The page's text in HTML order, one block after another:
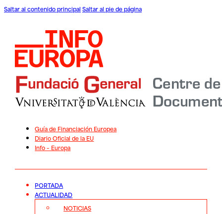
Saltar al contenido principal Saltar al pie de página
Guía de Financiación Europea
Diario Oficial de la EU
Info – Europa
PORTADA
ACTUALIDAD
NOTICIAS